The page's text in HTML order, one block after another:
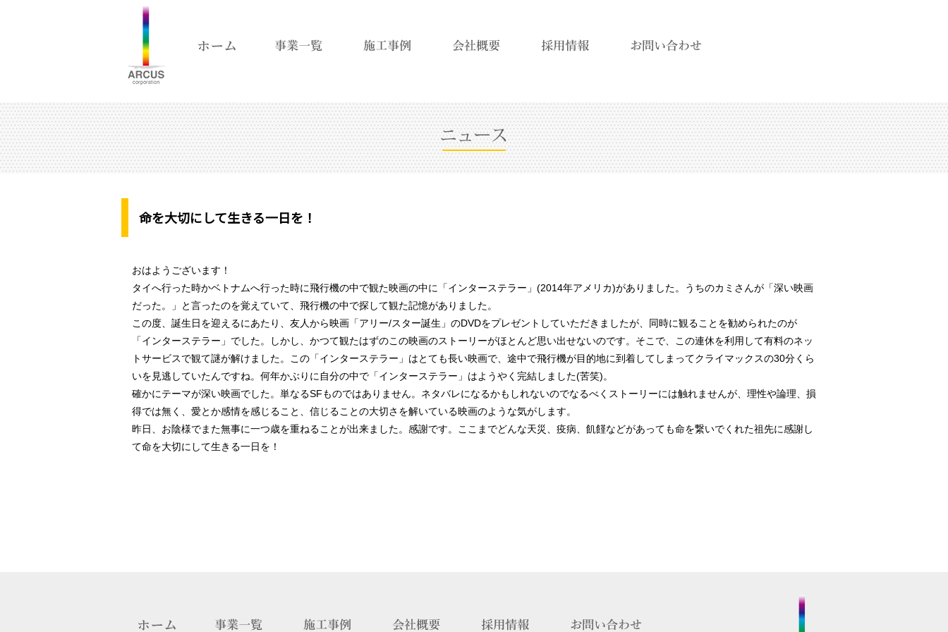
命を大切にして生きる一日を！
おはようございます！
タイへ行った時かベトナムへ行った時に飛行機の中で観た映画の中に「インターステラー」(2014年アメリカ)がありました。うちのカミさんが「深い映画
だった。」と言ったのを覚えていて、飛行機の中で探して観た記憶がありました。
この度、誕生日を迎えるにあたり、友人から映画「アリー/スター誕生」のDVDをプレゼントしていただきましたが、同時に観ることを勧められたのが
「インターステラー」でした。しかし、かつて観たはずのこの映画のストーリーがほとんど思い出せないのです。そこで、この連休を利用して有料のネッ
トサービスで観て謎が解けました。この「インターステラー」はとても長い映画で、途中で飛行機が目的地に到着してしまってクライマックスの30分くら
いを見逃していたんですね。何年かぶりに自分の中で「インターステラー」はようやく完結しました(苦笑)。
確かにテーマが深い映画でした。単なるSFものではありません。ネタバレになるかもしれないのでなるべくストーリーには触れませんが、理性や論理、損
得では無く、愛とか感情を感じること、信じることの大切さを解いている映画のような気がします。
昨日、お陰様でまた無事に一つ歳を重ねることが出来ました。感謝です。ここまでどんな天災、疫病、飢饉などがあっても命を繋いでくれた祖先に感謝し
て命を大切にして生きる一日を！